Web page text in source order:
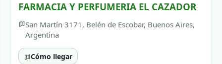
FARMACIA Y PERFUMERIA EL CAZADOR
San Martín 3171, Belén de Escobar, Buenos Aires,
Argentina
Cómo llegar